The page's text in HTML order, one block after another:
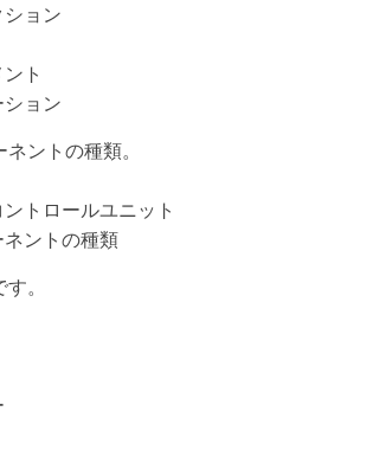
ョン
ト
ョン
ントの種類。
トロールユニット
ントの種類
。